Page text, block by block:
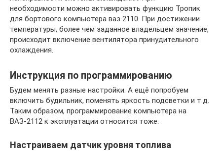
необходимости можно активировать функцию Тропик
для бортового компьютера ваз 2110. При достижении
температуры, более чем заданное владельцем значение,
происходит включение вентилятора принудительного
охлаждения.
Инструкция по программированию
Будем менять разные настройки. А ещё попробуем
включить будильник, поменять яркость подсветки и т.д.
Таким образом, программирование компьютера на
ВАЗ-2112 к эксплуатации относится тоже.
Настраиваем датчик уровня топлива